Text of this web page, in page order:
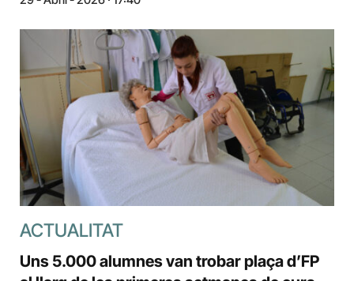
ACTUALITAT
Uns 5.000 alumnes van trobar plaça d’FP